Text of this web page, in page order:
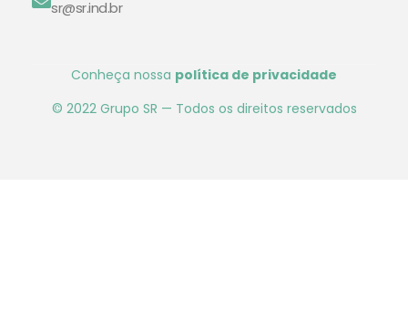
sr@sr.ind.br
Conheça nossa política de privacidade
© 2022 Grupo SR — Todos os direitos reservados